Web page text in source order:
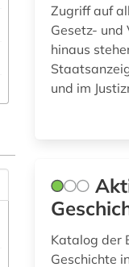
Zugriff auf
Gesetz-
hinaus
und im
Katalog der
Geschichte